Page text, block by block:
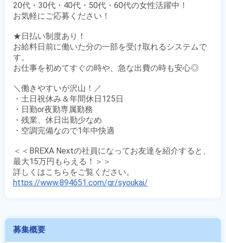
20代・30代・40代・50代・60代の女性活躍中！
お気軽にご応募ください！
★日払い制度あり！
お給料日前に働いた分の一部を受け取れるシステムで
す。
お仕事を初めてすぐの時や、急な出費の時も安心◎
＼働きやすいが沢山！／
・土日祝休み＆年間休日125日
・日勤or夜勤専属勤務
・残業、休日出勤少なめ
・空調完備なので1年中快適
＜＜BREXA Nextの社員になってお友達を紹介すると、
最大15万円もらえる！＞＞
https://www.894651.com/qr/syoukai/
募集概要